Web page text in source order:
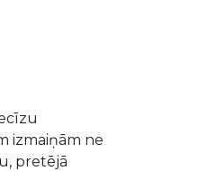
izmaiņām ne
pretējā